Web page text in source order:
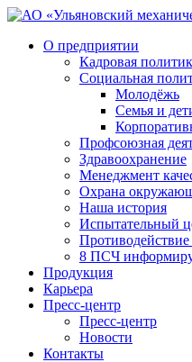
О предприятии
Кадровая
Социальная
Молодёжь
Семья и
Профсоюзная
Здравоохранение
Менеджмент
Охрана
Наша история
Испытательный
8 ПСЧ
Продукция
Карьера
Пресс-центр
Пресс-центр
Новости
Контакты